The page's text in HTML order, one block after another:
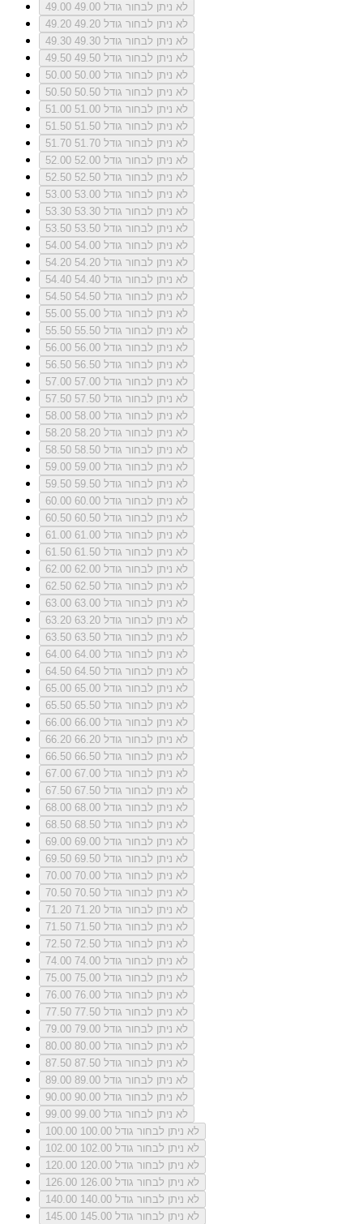
49.00
לא ניתן לבחור גודל 49.00
49.20
לא ניתן לבחור גודל 49.20
49.30
לא ניתן לבחור גודל 49.30
49.50
לא ניתן לבחור גודל 49.50
50.00
לא ניתן לבחור גודל 50.00
50.50
לא ניתן לבחור גודל 50.50
51.00
לא ניתן לבחור גודל 51.00
51.50
לא ניתן לבחור גודל 51.50
51.70
לא ניתן לבחור גודל 51.70
52.00
לא ניתן לבחור גודל 52.00
52.50
לא ניתן לבחור גודל 52.50
53.00
לא ניתן לבחור גודל 53.00
53.30
לא ניתן לבחור גודל 53.30
53.50
לא ניתן לבחור גודל 53.50
54.00
לא ניתן לבחור גודל 54.00
54.20
לא ניתן לבחור גודל 54.20
54.40
לא ניתן לבחור גודל 54.40
54.50
לא ניתן לבחור גודל 54.50
55.00
לא ניתן לבחור גודל 55.00
55.50
לא ניתן לבחור גודל 55.50
56.00
לא ניתן לבחור גודל 56.00
56.50
לא ניתן לבחור גודל 56.50
57.00
לא ניתן לבחור גודל 57.00
57.50
לא ניתן לבחור גודל 57.50
58.00
לא ניתן לבחור גודל 58.00
58.20
לא ניתן לבחור גודל 58.20
58.50
לא ניתן לבחור גודל 58.50
59.00
לא ניתן לבחור גודל 59.00
59.50
לא ניתן לבחור גודל 59.50
60.00
לא ניתן לבחור גודל 60.00
60.50
לא ניתן לבחור גודל 60.50
61.00
לא ניתן לבחור גודל 61.00
61.50
לא ניתן לבחור גודל 61.50
62.00
לא ניתן לבחור גודל 62.00
62.50
לא ניתן לבחור גודל 62.50
63.00
לא ניתן לבחור גודל 63.00
63.20
לא ניתן לבחור גודל 63.20
63.50
לא ניתן לבחור גודל 63.50
64.00
לא ניתן לבחור גודל 64.00
64.50
לא ניתן לבחור גודל 64.50
65.00
לא ניתן לבחור גודל 65.00
65.50
לא ניתן לבחור גודל 65.50
66.00
לא ניתן לבחור גודל 66.00
66.20
לא ניתן לבחור גודל 66.20
66.50
לא ניתן לבחור גודל 66.50
67.00
לא ניתן לבחור גודל 67.00
67.50
לא ניתן לבחור גודל 67.50
68.00
לא ניתן לבחור גודל 68.00
68.50
לא ניתן לבחור גודל 68.50
69.00
לא ניתן לבחור גודל 69.00
69.50
לא ניתן לבחור גודל 69.50
70.00
לא ניתן לבחור גודל 70.00
70.50
לא ניתן לבחור גודל 70.50
71.20
לא ניתן לבחור גודל 71.20
71.50
לא ניתן לבחור גודל 71.50
72.50
לא ניתן לבחור גודל 72.50
74.00
לא ניתן לבחור גודל 74.00
75.00
לא ניתן לבחור גודל 75.00
76.00
לא ניתן לבחור גודל 76.00
77.50
לא ניתן לבחור גודל 77.50
79.00
לא ניתן לבחור גודל 79.00
80.00
לא ניתן לבחור גודל 80.00
87.50
לא ניתן לבחור גודל 87.50
89.00
לא ניתן לבחור גודל 89.00
90.00
לא ניתן לבחור גודל 90.00
99.00
לא ניתן לבחור גודל 99.00
100.00
לא ניתן לבחור גודל 100.00
102.00
לא ניתן לבחור גודל 102.00
120.00
לא ניתן לבחור גודל 120.00
126.00
לא ניתן לבחור גודל 126.00
140.00
לא ניתן לבחור גודל 140.00
145.00
לא ניתן לבחור גודל 145.00